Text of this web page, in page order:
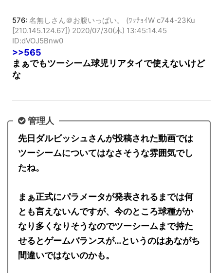
576:名無しさん＠お腹いっぱい。 (ﾜｯﾁｮｲW c744-23Ku
[210.145.124.67])
ID:dVOJ5Bnw0
>>565
まぁでもツーシーム球児リアタイで使えないけど
な
管理人
先日ダルビッシュさんが投稿された動画では
ツーシームについてはなさそうな雰囲気でし
たね。
まぁ正式にパラメータが発表されるまでは何
とも言えないんですが、今のところ球種がか
なり多くなりそうなのでツーシームまで持た
せるとゲームバランスが…というのはあながち
間違いではないのかも。